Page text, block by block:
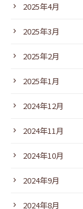
2025年4月
2025年3月
2025年2月
2025年1月
2024年12月
2024年11月
2024年10月
2024年9月
2024年8月